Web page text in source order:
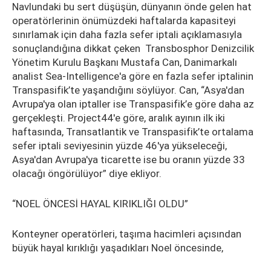
Navlundaki bu sert düşüşün, dünyanın önde gelen hat
operatörlerinin önümüzdeki haftalarda kapasiteyi
sınırlamak için daha fazla sefer iptali açıklamasıyla
sonuçlandığına dikkat çeken Transbosphor Denizcilik
Yönetim Kurulu Başkanı Mustafa Can, Danimarkalı
analist Sea-Intelligence'a göre en fazla sefer iptalinin
Transpasifik’te yaşandığını söylüyor. Can, “Asya'dan
Avrupa'ya olan iptaller ise Transpasifik’e göre daha az
gerçekleşti. Project44'e göre, aralık ayının ilk iki
haftasında, Transatlantik ve Transpasifik’te ortalama
sefer iptali seviyesinin yüzde 46'ya yükseleceği,
Asya'dan Avrupa'ya ticarette ise bu oranın yüzde 33
olacağı öngörülüyor” diye ekliyor.
“NOEL ÖNCESİ HAYAL KIRIKLIĞI OLDU”
Konteyner operatörleri, taşıma hacimleri açısından
büyük hayal kırıklığı yaşadıkları Noel öncesinde,